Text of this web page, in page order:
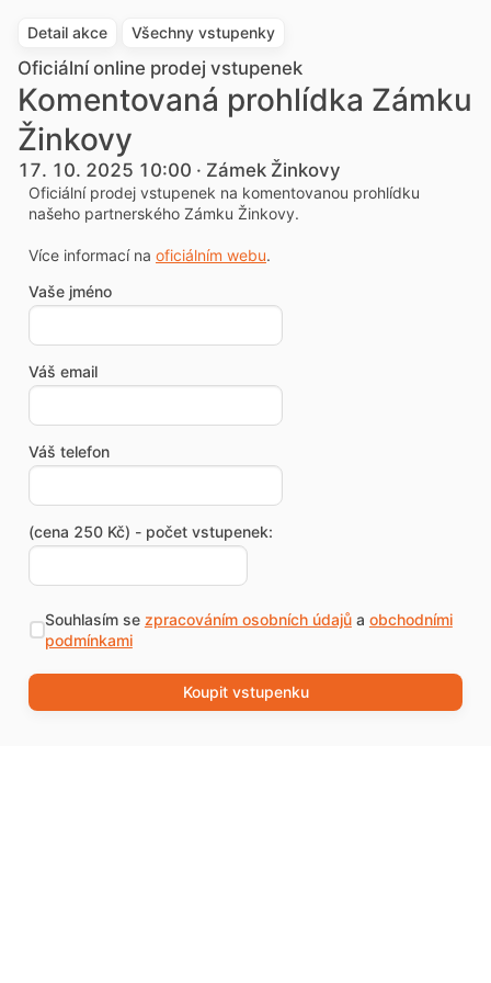
Detail akce Všechny vstupenky
Oficiální online prodej vstupenek
Komentovaná prohlídka Zámku
Žinkovy
17. 10. 2025 10:00 · Zámek Žinkovy
Oficiální prodej vstupenek na komentovanou prohlídku
našeho partnerského Zámku Žinkovy.
Více informací na oficiálním webu.
Vaše jméno
Váš email
Váš telefon
(cena 250 Kč) - počet vstupenek:
Souhlasím se zpracováním osobních údajůa obchodními
podmínkami
Koupit vstupenku